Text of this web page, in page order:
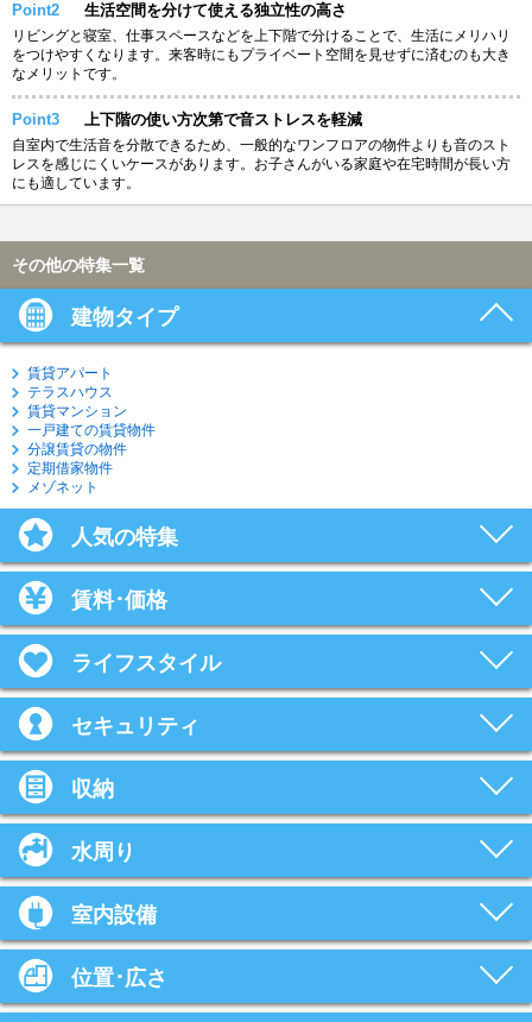
Point2 生活空間を分けて使える独立性の高さ
リビングと寝室、仕事スペースなどを上下階で分けることで、生活にメリハリ
をつけやすくなります。来客時にもプライベート空間を見せずに済むのも大き
なメリットです。
Point3 上下階の使い方次第で音ストレスを軽減
自室内で生活音を分散できるため、一般的なワンフロアの物件よりも音のスト
レスを感じにくいケースがあります。お子さんがいる家庭や在宅時間が長い方
にも適しています。
その他の特集一覧
建物タイプ
賃貸アパート
テラスハウス
賃貸マンション
一戸建ての賃貸物件
分譲賃貸の物件
定期借家物件
メゾネット
人気の特集
賃料･価格
ライフスタイル
セキュリティ
収納
水周り
室内設備
位置･広さ